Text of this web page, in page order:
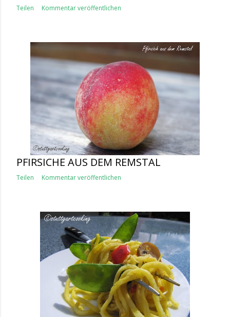
Teilen Kommentar veröffentlichen
PFIRSICHE AUS DEM REMSTAL
Teilen Kommentar veröffentlichen